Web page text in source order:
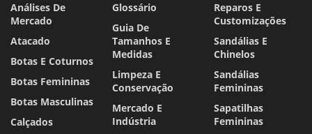
Análises De
Mercado
Atacado
Botas E Coturnos
Botas Femininas
Botas Masculinas
Calçados
Glossário
Guia De
Tamanhos E
Medidas
Limpeza E
Conservação
Mercado E
Indústria
Reparos E
Customizações
Sandálias E
Chinelos
Sandálias
Femininas
Sapatilhas
Femininas